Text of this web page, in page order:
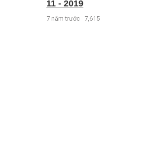
11 - 2019
7 năm trước 7,615